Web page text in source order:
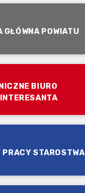
GŁÓWNA POWIATU
BIURO
PRACY STAROSTWA